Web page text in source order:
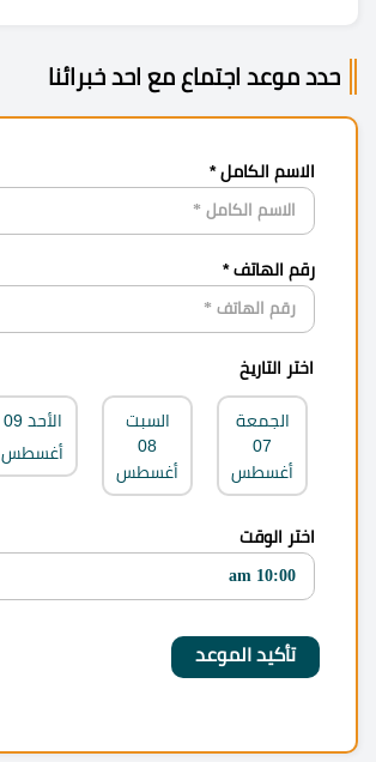
حدد موعد اجتماع مع احد خبرائنا
الاسم الكامل *
رقم الهاتف *
اختر التاريخ
الجمعة
07
أغسطس
السبت
08
أغسطس
الأحد 09
أغسطس
اختر الوقت